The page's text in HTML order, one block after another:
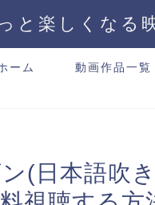
と楽しくなる
ーム 動画作品一覧
(日本語吹